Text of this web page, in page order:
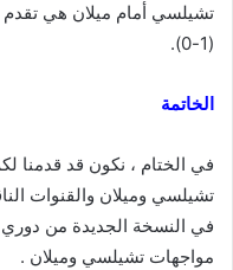
(1-0).
الخاتمة
في الختام ، نكون قد قدمنا
تشيلسي وميلان والقنوات
مواجهات تشيلسي وميلان .